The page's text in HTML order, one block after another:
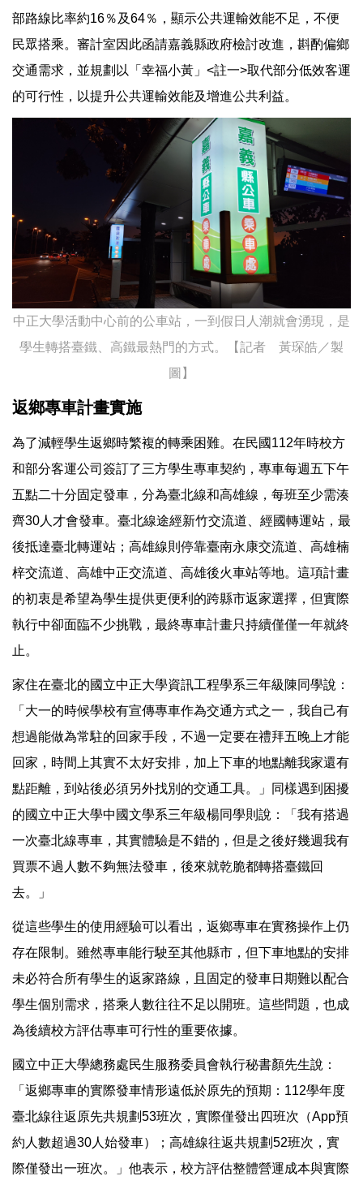
部路線比率約16％及64％，顯示公共運輸效能不足，不便
民眾搭乘。審計室因此函請嘉義縣政府檢討改進，斟酌偏鄉
交通需求，並規劃以「幸福小黃」<註一>取代部分低效客運
的可行性，以提升公共運輸效能及增進公共利益。
中正大學活動中心前的公車站，一到假日人潮就會湧現，是
學生轉搭臺鐵、高鐵最熱門的方式。【記者 黃琛皓／製
圖】
返鄉專車計畫實施
為了減輕學生返鄉時繁複的轉乘困難。在民國112年時校方
和部分客運公司簽訂了三方學生專車契約，專車每週五下午
五點二十分固定發車，分為臺北線和高雄線，每班至少需湊
齊30人才會發車。臺北線途經新竹交流道、經國轉運站，最
後抵達臺北轉運站；高雄線則停靠臺南永康交流道、高雄楠
梓交流道、高雄中正交流道、高雄後火車站等地。這項計畫
的初衷是希望為學生提供更便利的跨縣市返家選擇，但實際
執行中卻面臨不少挑戰，最終專車計畫只持續僅僅一年就終
止。
家住在臺北的國立中正大學資訊工程學系三年級陳同學說：
「大一的時候學校有宣傳專車作為交通方式之一，我自己有
想過能做為常駐的回家手段，不過一定要在禮拜五晚上才能
回家，時間上其實不太好安排，加上下車的地點離我家還有
點距離，到站後必須另外找別的交通工具。」同樣遇到困擾
的國立中正大學中國文學系三年級楊同學則說：「我有搭過
一次臺北線專車，其實體驗是不錯的，但是之後好幾週我有
買票不過人數不夠無法發車，後來就乾脆都轉搭臺鐵回
去。」
從這些學生的使用經驗可以看出，返鄉專車在實務操作上仍
存在限制。雖然專車能行駛至其他縣市，但下車地點的安排
未必符合所有學生的返家路線，且固定的發車日期難以配合
學生個別需求，搭乘人數往往不足以開班。這些問題，也成
為後續校方評估專車可行性的重要依據。
國立中正大學總務處民生服務委員會執行秘書顏先生說：
「返鄉專車的實際發車情形遠低於原先的預期：112學年度
臺北線往返原先共規劃53班次，實際僅發出四班次（App預
約人數超過30人始發車）；高雄線往返共規劃52班次，實
際僅發出一班次。」他表示，校方評估整體營運成本與實際